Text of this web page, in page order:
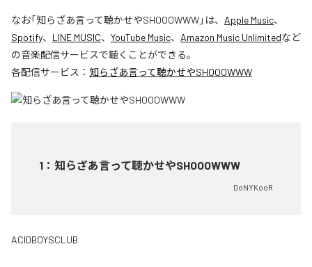
なお「知らざあ言って聴かせやSHOOOWWW」は、 Apple Music、
Spotify、 LINE MUSIC、 YouTube Music、 Amazon Music Unlimitedなど
の音楽配信サービスで聴くことができる。
各配信サービス： 知らざあ言って聴かせやSHOOOWWW
1 ： 知らざあ言って聴かせやSHOOOWWW
DoNYKooR
ACIDBOYSCLUB